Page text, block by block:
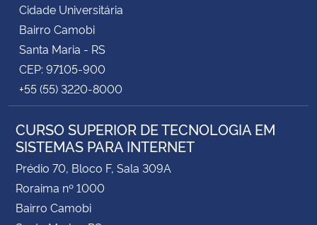
Gabinete de Segurança Institucional
Advocacia-Geral da União
Banco Central do Brasil
Planalto
Cidade Universitária
Bairro Camobi
Santa Maria - RS
CEP: 97105-900
+55 (55) 3220-8000
CURSO SUPERIOR DE TECNOLOGIA EM
SISTEMAS PARA INTERNET
Prédio 70, Bloco F, Sala 309A
Roraima nº 1000
Bairro Camobi